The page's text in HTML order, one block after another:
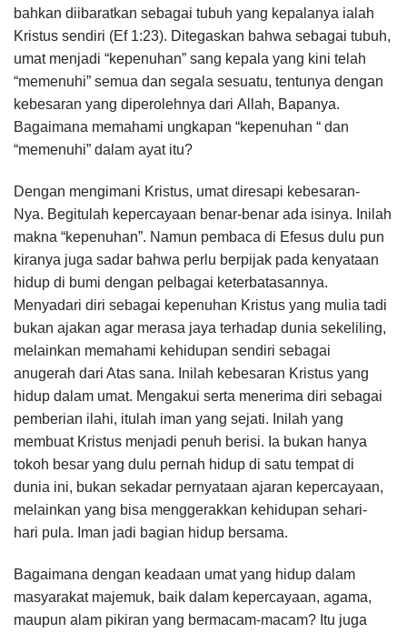
bahkan diibaratkan sebagai tubuh yang kepalanya ialah
Kristus sendiri (Ef 1:23). Ditegaskan bahwa sebagai tubuh,
umat menjadi “kepenuhan” sang kepala yang kini telah
“memenuhi” semua dan segala sesuatu, tentunya dengan
kebesaran yang diperolehnya dari Allah, Bapanya.
Bagaimana memahami ungkapan “kepenuhan “ dan
“memenuhi” dalam ayat itu?
Dengan mengimani Kristus, umat diresapi kebesaran-
Nya. Begitulah kepercayaan benar-benar ada isinya. Inilah
makna “kepenuhan”. Namun pembaca di Efesus dulu pun
kiranya juga sadar bahwa perlu berpijak pada kenyataan
hidup di bumi dengan pelbagai keterbatasannya.
Menyadari diri sebagai kepenuhan Kristus yang mulia tadi
bukan ajakan agar merasa jaya terhadap dunia sekeliling,
melainkan memahami kehidupan sendiri sebagai
anugerah dari Atas sana. Inilah kebesaran Kristus yang
hidup dalam umat. Mengakui serta menerima diri sebagai
pemberian ilahi, itulah iman yang sejati. Inilah yang
membuat Kristus menjadi penuh berisi. Ia bukan hanya
tokoh besar yang dulu pernah hidup di satu tempat di
dunia ini, bukan sekadar pernyataan ajaran kepercayaan,
melainkan yang bisa menggerakkan kehidupan sehari-
hari pula. Iman jadi bagian hidup bersama.
Bagaimana dengan keadaan umat yang hidup dalam
masyarakat majemuk, baik dalam kepercayaan, agama,
maupun alam pikiran yang bermacam-macam? Itu juga